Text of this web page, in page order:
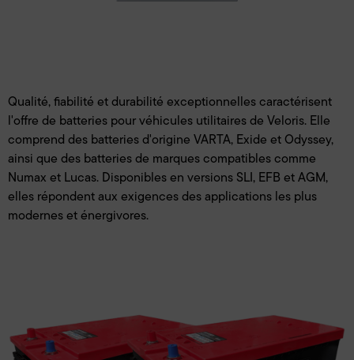
Qualité, fiabilité et durabilité exceptionnelles caractérisent
l'offre de batteries pour véhicules utilitaires de Veloris. Elle
comprend des batteries d'origine VARTA, Exide et Odyssey,
ainsi que des batteries de marques compatibles comme
Numax et Lucas. Disponibles en versions SLI, EFB et AGM,
elles répondent aux exigences des applications les plus
modernes et énergivores.